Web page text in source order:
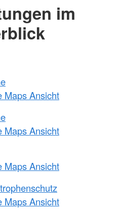
im
Maps Ansicht
Maps Ansicht
Maps Ansicht
Maps Ansicht